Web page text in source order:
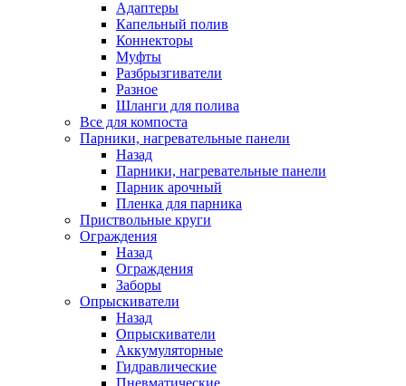
Адаптеры
Капельный полив
Коннекторы
Муфты
Разбрызгиватели
Разное
Шланги для полива
Все для компоста
Парники, нагревательные панели
Назад
Парники, нагревательные панели
Парник арочный
Пленка для парника
Приствольные круги
Ограждения
Назад
Ограждения
Заборы
Опрыскиватели
Назад
Опрыскиватели
Аккумуляторные
Гидравлические
Пневматические